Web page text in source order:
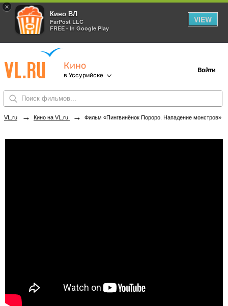
×
Кино ВЛ
FarPost LLC
FREE - In Google Play
VIEW
Кино
в Уссурийске
Войти
VL.ru → Кино на VL.ru → Фильм «Пингвинёнок Пороро. Нападение монстров» в кинотеатрах Уссурийска. Купить билеты!